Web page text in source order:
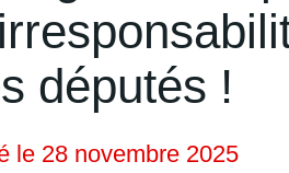
députés !
le 28 novembre 2025